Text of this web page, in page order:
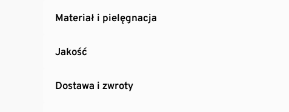
Materiał i pielęgnacja
Jakość
Dostawa i zwroty